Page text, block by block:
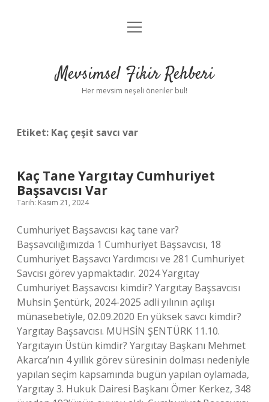
Anasayfa
Yasal Uyarı
menüyü
Mevsimsel Fikir Rehberi
Her mevsim neşeli öneriler bul!
Etiket: Kaç çeşit savcı var
Kaç Tane Yargıtay Cumhuriyet
Başsavcısı Var
Tarih: Kasım 21, 2024
Cumhuriyet Başsavcısı kaç tane var?
Başsavcılığımızda 1 Cumhuriyet Başsavcısı, 18
Cumhuriyet Başsavcı Yardımcısı ve 281 Cumhuriyet
Savcısı görev yapmaktadır. 2024 Yargıtay
Cumhuriyet Başsavcısı kimdir? Yargıtay Başsavcısı
Muhsin Şentürk, 2024-2025 adli yılının açılışı
münasebetiyle, 02.09.2020 En yüksek savcı kimdir?
Yargıtay Başsavcısı. MUHSİN ŞENTÜRK 11.10.
Yargıtayın Üstün kimdir? Yargıtay Başkanı Mehmet
Akarca’nın 4 yıllık görev süresinin dolması nedeniyle
yapılan seçim kapsamında bugün yapılan oylamada,
Yargıtay 3. Hukuk Dairesi Başkanı Ömer Kerkez, 348